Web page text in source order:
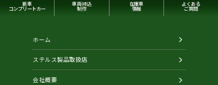
新車
コンプリートカー
車両持込
制作
在庫車
情報
よくある
ご質問
ホーム
ステルス製品取扱店
会社概要